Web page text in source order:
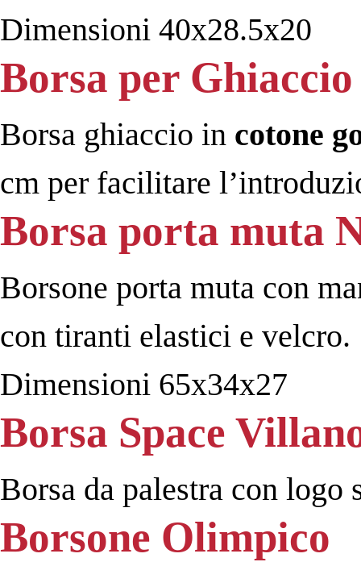
Dimensioni 40x28.5x20
Borsa per Ghiaccio
Borsa ghiaccio in cotone
cm per facilitare
Borsa porta muta
Borsone porta muta con
con tiranti elastici e velcro.
Dimensioni 65x34x27
Borsa Space
Borsa da palestra con logo
Borsone Olimpico